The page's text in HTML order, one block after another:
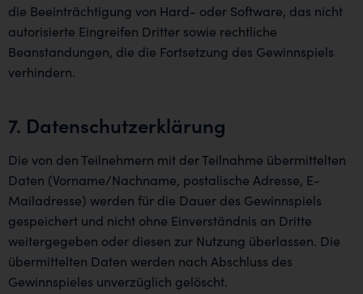
die Beeinträchtigung von Hard- oder Software, das nicht
autorisierte Eingreifen Dritter sowie rechtliche
Beanstandungen, die die Fortsetzung des Gewinnspiels
verhindern.
7. Datenschutzerklärung
Die von den Teilnehmern mit der Teilnahme übermittelten
Daten (Vorname/Nachname, postalische Adresse, E-
Mailadresse) werden für die Dauer des Gewinnspiels
gespeichert und nicht ohne Einverständnis an Dritte
weitergegeben oder diesen zur Nutzung überlassen. Die
übermittelten Daten werden nach Abschluss des
Gewinnspieles unverzüglich gelöscht.